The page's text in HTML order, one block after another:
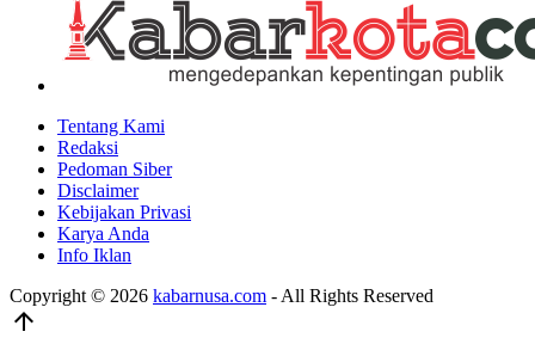
Tentang Kami
Redaksi
Pedoman Siber
Disclaimer
Kebijakan Privasi
Karya Anda
Info Iklan
Copyright © 2026 kabarnusa.com - All Rights Reserved
arrow_upward